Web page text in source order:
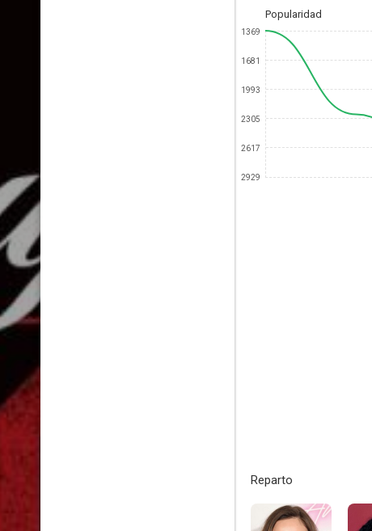
Popularidad
1369
1681
1993
2305
2617
2929
Reparto